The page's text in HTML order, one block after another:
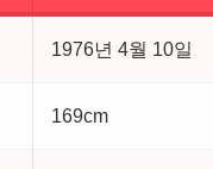
1976년 4월 10일
169cm